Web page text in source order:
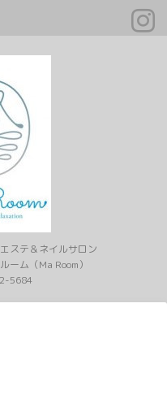
ステ＆ネイルサロン
ム（Ma Room）
5684